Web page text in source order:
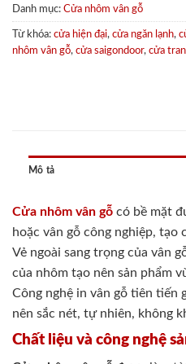
Danh mục: Cửa nhôm vân gỗ
Từ khóa: cửa hiện đại, cửa ngăn lạnh,
nhôm vân gỗ, cửa saigondoor, cửa
Mô tả
Cửa nhôm vân gỗ có bề mặt
hoặc vân gỗ công nghiệp, tạo
Vẻ ngoài sang trọng của vân
của nhôm tạo nên sản phẩm
Công nghệ in vân gỗ tiên tiến
nên sắc nét, tự nhiên, không
Chất liệu và công nghệ